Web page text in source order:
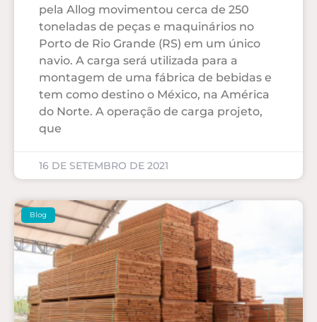
pela Allog movimentou cerca de 250
toneladas de peças e maquinários no
Porto de Rio Grande (RS) em um único
navio. A carga será utilizada para a
montagem de uma fábrica de bebidas e
tem como destino o México, na América
do Norte. A operação de carga projeto,
que
16 DE SETEMBRO DE 2021
Blog